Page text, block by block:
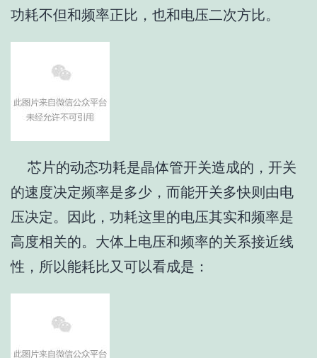
功耗不但和频率正比，也和电压二次方比。
芯片的动态功耗是晶体管开关造成的，开关
的速度决定频率是多少，而能开关多快则由电
压决定。因此，功耗这里的电压其实和频率是
高度相关的。大体上电压和频率的关系接近线
性，所以能耗比又可以看成是：